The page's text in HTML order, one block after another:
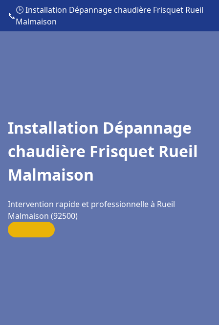
📞
🕒 Installation Dépannage chaudière Frisquet Rueil
Malmaison
Installation Dépannage
chaudière Frisquet Rueil
Malmaison
Intervention rapide et professionnelle à Rueil
Malmaison (92500)